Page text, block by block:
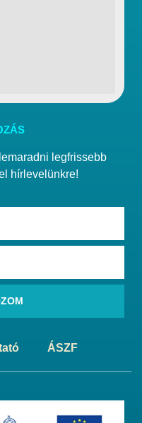
legfrissebb
hírlevelünkre!
ÁSZF